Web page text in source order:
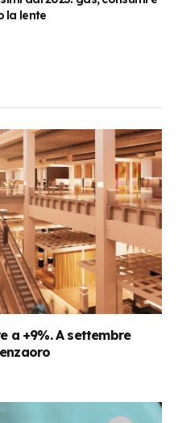
la lente
a +9%. A settembre